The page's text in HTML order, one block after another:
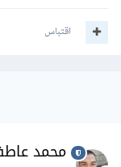
اقتباس
محمد